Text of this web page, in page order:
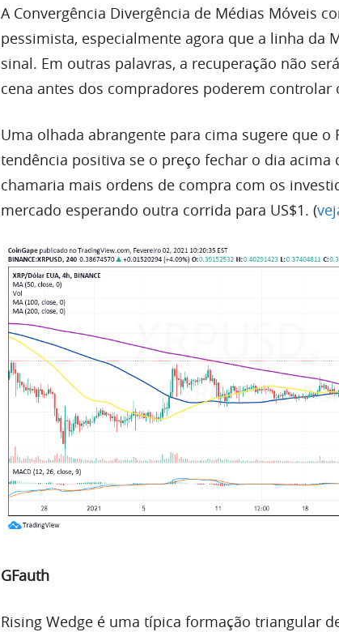
A Convergência Divergência de Médias Móveis
pessimista, especialmente agora que a linha da
sinal. Em outras palavras, a recuperação não
cena antes dos compradores poderem controlar
Uma olhada abrangente para cima sugere que o
tendência positiva se o preço fechar o dia acima
chamaria mais ordens de compra com os
mercado esperando outra corrida para US$1. (
GFauth
Rising Wedge é uma típica formação triangular